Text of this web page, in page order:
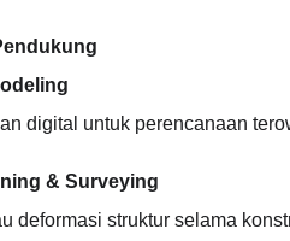
digital untuk perencanaan
& Surveying
deformasi struktur selama